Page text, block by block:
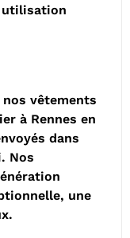
utilisation
nos vêtements
à Rennes en
dans
Nos
une